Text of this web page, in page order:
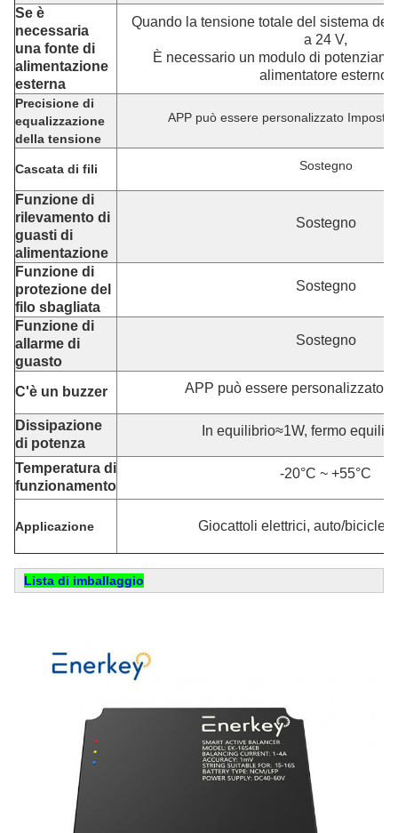
Se è
necessaria
una fonte di
alimentazione
esterna
Quando la tensione totale del sistema
a 24 V,
È necessario un modulo di
alimentatore esterno.
Precisione di
equalizzazione
della tensione
APP può essere personalizzato
Cascata di fili Sostegno
Funzione di
rilevamento di
guasti di
alimentazione
Sostegno
Funzione di
protezione del
filo sbagliata
Sostegno
Funzione di
allarme di
guasto
Sostegno
C'è un buzzer APP può essere personalizzato
Dissipazione
di potenza
In equilibrio≈1W, fermo
Temperatura di
funzionamento
-20°C ~ +55°C
Applicazione Giocattoli elettrici, auto/
Lista di imballaggio